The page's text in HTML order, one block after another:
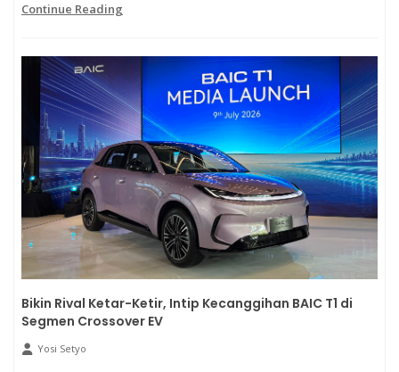
Continue Reading
Bikin Rival Ketar-Ketir, Intip Kecanggihan BAIC T1 di
Segmen Crossover EV
Yosi Setyo